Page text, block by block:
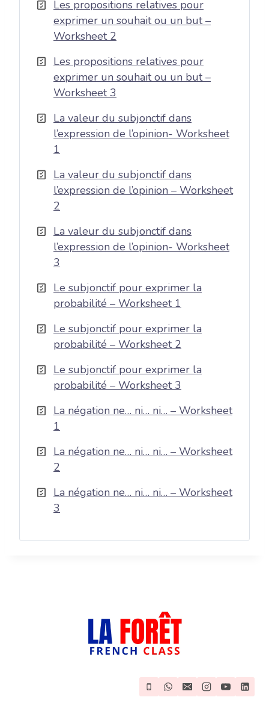
Les propositions relatives pour
exprimer un souhait ou un but –
Worksheet 2
Les propositions relatives pour
exprimer un souhait ou un but –
Worksheet 3
La valeur du subjonctif dans
l’expression de l’opinion- Worksheet
1
La valeur du subjonctif dans
l’expression de l’opinion – Worksheet
2
La valeur du subjonctif dans
l’expression de l’opinion- Worksheet
3
Le subjonctif pour exprimer la
probabilité – Worksheet 1
Le subjonctif pour exprimer la
probabilité – Worksheet 2
Le subjonctif pour exprimer la
probabilité – Worksheet 3
La négation ne… ni… ni… – Worksheet
1
La négation ne… ni… ni… – Worksheet
2
La négation ne… ni… ni… – Worksheet
3